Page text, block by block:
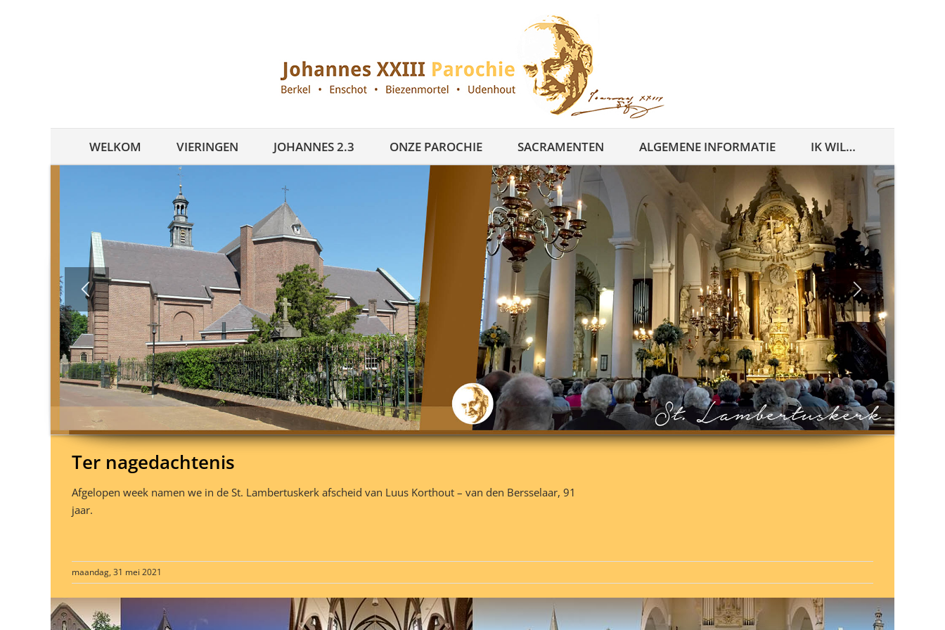
WELKOM VIERINGEN JOHANNES 2.3 ONZE PAROCHIE SACRAMENTEN ALGEMENE INFORMATIE IK WIL…
Ter nagedachtenis
Afgelopen week namen we in de St. Lambertuskerk afscheid van Luus Korthout – van den Bersselaar, 91
jaar.
maandag, 31 mei 2021